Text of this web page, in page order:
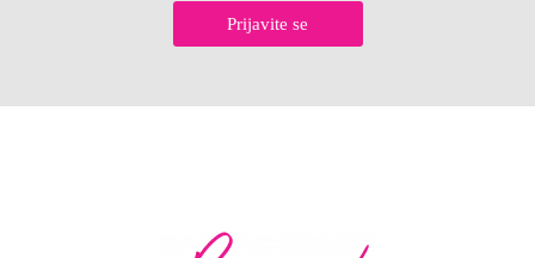
Prijavite se